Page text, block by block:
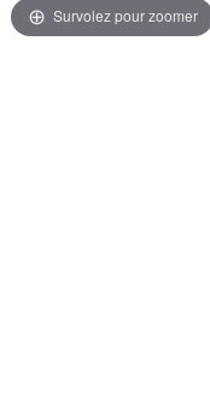
Survolez pour zoomer